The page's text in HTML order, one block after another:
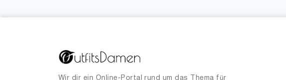
Wir dir ein Online-Portal rund um das Thema für